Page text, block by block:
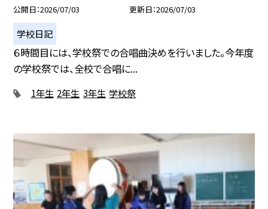
公開日 2026/07/03 更新日 2026/07/03
学校日記
６時間目には、学校祭での合唱曲決めを行いました。今年度
の学校祭では、全校で合唱に...
1年生 2年生 3年生 学校祭